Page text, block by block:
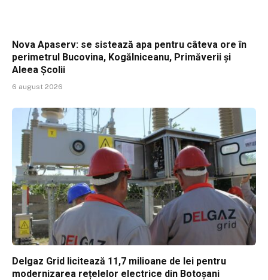
Nova Apaserv: se sistează apa pentru câteva ore în
perimetrul Bucovina, Kogălniceanu, Primăverii și
Aleea Școlii
6 august 2026
Delgaz Grid licitează 11,7 milioane de lei pentru
modernizarea rețelelor electrice din Botoșani